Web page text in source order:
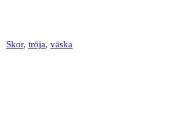
Skor, tröja, väska